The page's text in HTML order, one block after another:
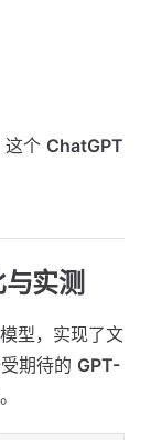
这个 ChatGPT
实测
型，实现了文
期待的 GPT-